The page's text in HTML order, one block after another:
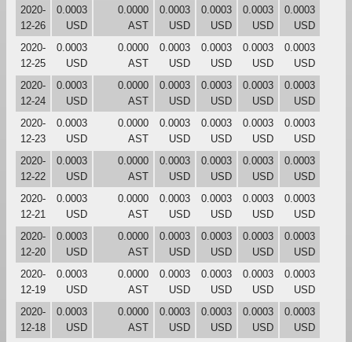
2020-
12-26
0.0003
USD
0.0000
AST
0.0003
USD
0.0003
USD
0.0003
USD
0.0003
USD
2020-
12-25
0.0003
USD
0.0000
AST
0.0003
USD
0.0003
USD
0.0003
USD
0.0003
USD
2020-
12-24
0.0003
USD
0.0000
AST
0.0003
USD
0.0003
USD
0.0003
USD
0.0003
USD
2020-
12-23
0.0003
USD
0.0000
AST
0.0003
USD
0.0003
USD
0.0003
USD
0.0003
USD
2020-
12-22
0.0003
USD
0.0000
AST
0.0003
USD
0.0003
USD
0.0003
USD
0.0003
USD
2020-
12-21
0.0003
USD
0.0000
AST
0.0003
USD
0.0003
USD
0.0003
USD
0.0003
USD
2020-
12-20
0.0003
USD
0.0000
AST
0.0003
USD
0.0003
USD
0.0003
USD
0.0003
USD
2020-
12-19
0.0003
USD
0.0000
AST
0.0003
USD
0.0003
USD
0.0003
USD
0.0003
USD
2020-
12-18
0.0003
USD
0.0000
AST
0.0003
USD
0.0003
USD
0.0003
USD
0.0003
USD